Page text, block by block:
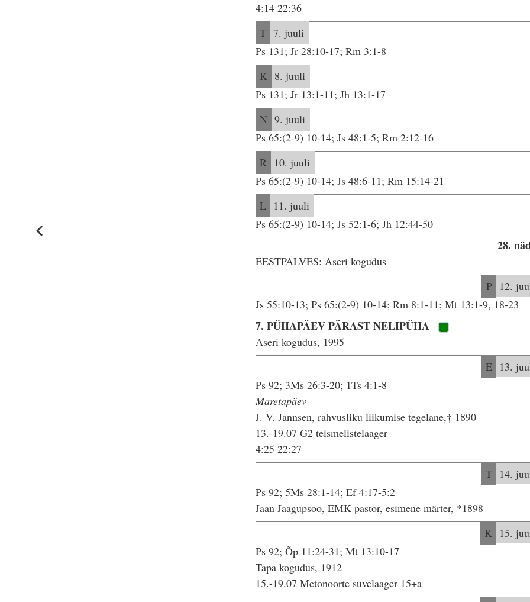
4:14 22:36
T 7. juuli
Ps 131; Jr 28:10-17; Rm 3:1-8
K 8. juuli
Ps 131; Jr 13:1-11; Jh 13:1-17
N 9. juuli
Ps 65:(2-9) 10-14; Js 48:1-5; Rm 2:12-16
R 10. juuli
Ps 65:(2-9) 10-14; Js 48:6-11; Rm 15:14-21
L 11. juuli
Ps 65:(2-9) 10-14; Js 52:1-6; Jh 12:44-50
28.
EESTPALVES: Aseri kogudus
P
12.
Js 55:10-13; Ps 65:(2-9) 10-14; Rm 8:1-11; Mt 13:1-9, 18-23
7. PÜHAPÄEV PÄRAST NELIPÜHA
Aseri kogudus, 1995
E
13.
Ps 92; 3Ms 26:3-20; 1Ts 4:1-8
Maretapäev
J. V. Jannsen, rahvusliku liikumise tegelane,† 1890
13.-19.07 G2 teismelistelaager
4:25 22:27
T
14.
Ps 92; 5Ms 28:1-14; Ef 4:17-5:2
Jaan Jaagupsoo, EMK pastor, esimene märter, *1898
K
15.
Ps 92; Õp 11:24-31; Mt 13:10-17
Tapa kogudus, 1912
15.-19.07 Metonoorte suvelaager 15+a